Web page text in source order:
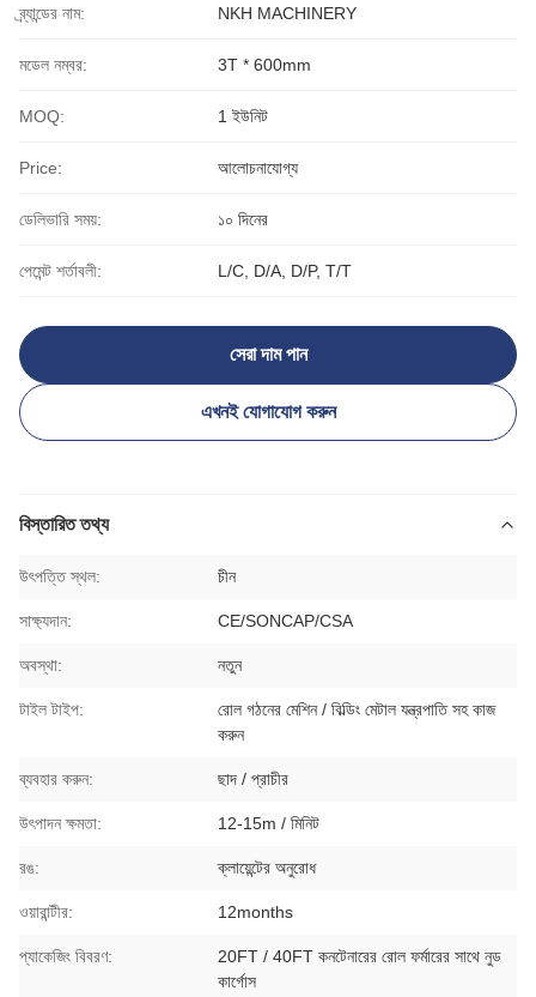
ব্র্যান্ডের নাম: NKH MACHINERY
মডেল নম্বর: 3T * 600mm
MOQ: 1 ইউনিট
Price: আলোচনাযোগ্য
ডেলিভারি সময়: ১০ দিনের
পেমেন্ট শর্তাবলী: L/C, D/A, D/P, T/T
সেরা দাম পান
এখনই যোগাযোগ করুন
বিস্তারিত তথ্য
উৎপত্তি স্থল: চীন
সাক্ষ্যদান: CE/SONCAP/CSA
অবস্থা: নতুন
টাইল টাইপ:
রোল গঠনের মেশিন / বিল্ডিং মেটাল যন্ত্রপাতি সহ কাজ
করুন
ব্যবহার করুন: ছাদ / প্রাচীর
উৎপাদন ক্ষমতা: 12-15m / মিনিট
রঙ: ক্লায়েন্টের অনুরোধ
ওয়ারান্টীর: 12months
প্যাকেজিং বিবরণ:
20FT / 40FT কনটেনারের রোল ফর্মারের সাথে নুড
কার্গোস